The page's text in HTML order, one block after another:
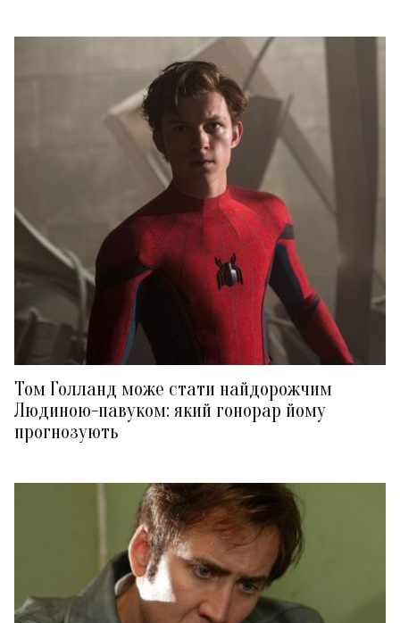
Том Голланд може стати найдорожчим
Людиною-павуком: який гонорар йому
прогнозують